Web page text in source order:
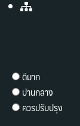
ดีมาก
ปานกลาง
ควรปรับปรุง